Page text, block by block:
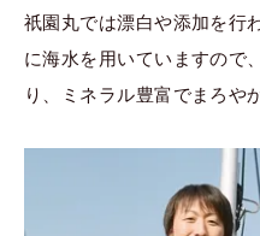
祇園丸では漂白や添加を行
に海水を用いていますので
り、ミネラル豊富でまろや